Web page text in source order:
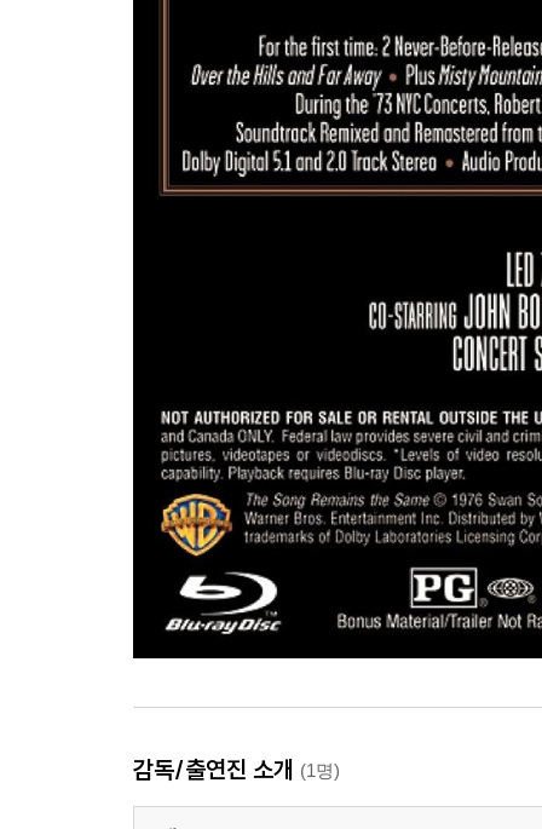
감독/출연진 소개 (1명)